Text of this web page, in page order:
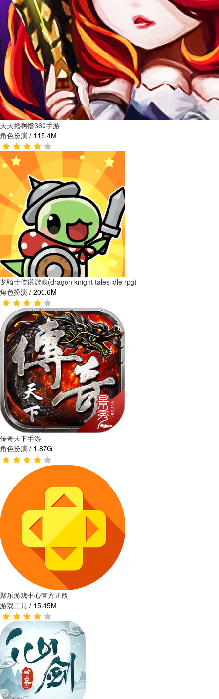
天天擼啊擼360手游
角色扮演 / 115.4M
龙骑士传说游戏(dragon knight tales idle rpg)
角色扮演 / 200.6M
传奇天下手游
角色扮演 / 1.87G
聚乐游戏中心官方正版
游戏工具 / 15.45M